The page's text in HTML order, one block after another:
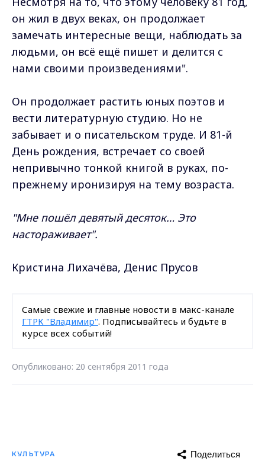
он жил в двух веках, он продолжает
замечать интересные вещи, наблюдать за
людьми, он всё ещё пишет и делится с
нами своими произведениями".
Он продолжает растить юных поэтов и
вести литературную студию. Но не
забывает и о писательском труде. И 81-й
День рождения, встречает со своей
непривычно тонкой книгой в руках, по-
прежнему иронизируя на тему возраста.
"Мне пошёл девятый десяток… Это
настораживает".
Кристина Лихачёва, Денис Прусов
Самые свежие и главные новости в макс-канале
ГТРК "Владимир". Подписывайтесь и будьте в
курсе всех событий!
Опубликовано: 20 сентября 2011 года
КУЛЬТУРА Поделиться